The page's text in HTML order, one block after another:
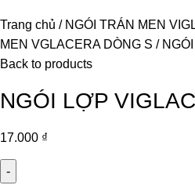
Trang chủ NGÓI TRÁN MEN
MEN VGLACERA DÒNG S
Back to products
NGÓI LỢP
17.000 ₫